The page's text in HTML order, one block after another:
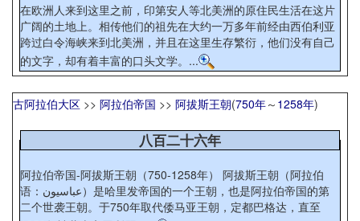
在欧洲人来到这里之前，印第安人等北美洲的原住民生活在这片
广阔的土地上。相传他们的祖先在大约一万多年前经由西伯利亚
跨过白令海峡来到北美洲，并且在这里生存繁衍，他们没有自己
的文字，却有着丰富的口头文学。...
古阿拉伯大区 >> 阿拉伯帝国 >> 阿拔斯王朝(750年～ 1258年)
八百二十六年
阿拉伯帝国-阿拔斯王朝（750-1258年） 阿拔斯王朝（阿拉伯
语：عباسيون）是哈里发帝国的一个王朝，也是阿拉伯帝国的第
二个世袭王朝。于750年取代倭马亚王朝，定都巴格达，直至